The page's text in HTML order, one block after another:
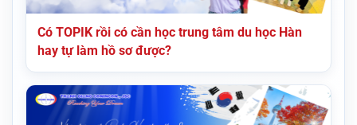
Có TOPIK rồi có cần học trung tâm du học Hàn
hay tự làm hồ sơ được?